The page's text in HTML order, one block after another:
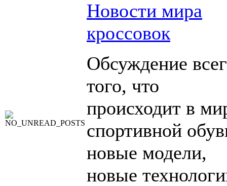
Новости мира
кроссовок
Обсуждение
того, что
происходит в
спортивной
новые модели,
новые